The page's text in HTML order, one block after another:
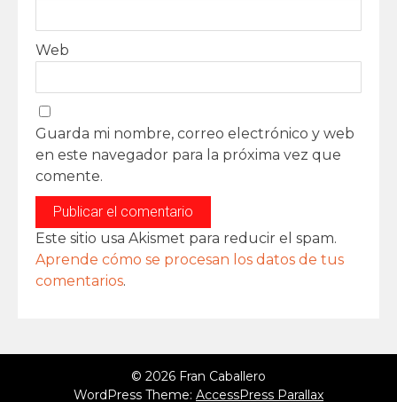
Web
Guarda mi nombre, correo electrónico y web
en este navegador para la próxima vez que
comente.
Este sitio usa Akismet para reducir el spam.
Aprende cómo se procesan los datos de tus
comentarios.
© 2026 Fran Caballero
WordPress Theme: AccessPress Parallax